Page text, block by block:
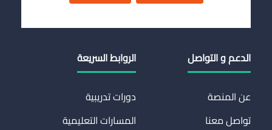
الدعم و التواصل
عن المنصة
تواصل معنا
الروابط السريعة
دورات تدريبية
المسارات التعليمية